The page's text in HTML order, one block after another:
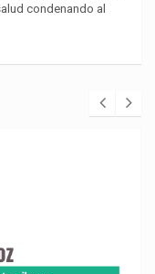
condenando al